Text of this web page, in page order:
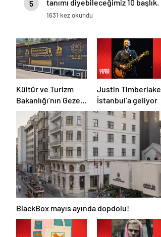
5
tanımı diyebileceğimiz 10 başlık.
1631 kez okundu
Kültür ve Turizm
Bakanlığı’nın Gezen
Sinema TIR’ı 7 yılda
358 ilçeye ulaştı
Justin Timberlake
İstanbul’a geliyor
BlackBox mayıs ayında dopdolu!